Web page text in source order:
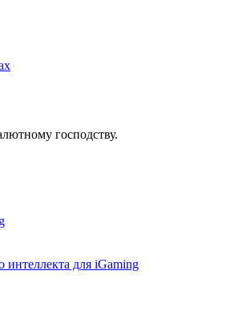
господству.
интеллекта для iGaming